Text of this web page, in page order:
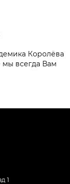
Королёва
мы всегда Вам
1